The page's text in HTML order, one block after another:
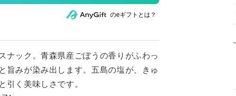
のeギフトとは？
ナック。青森県産ごぼうの香りがふわっ
旨みが染み出します。五島の塩が、きゅ
引く美味しさです。